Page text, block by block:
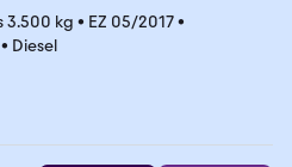
3.500 kg • EZ 05/2017•
• Diesel